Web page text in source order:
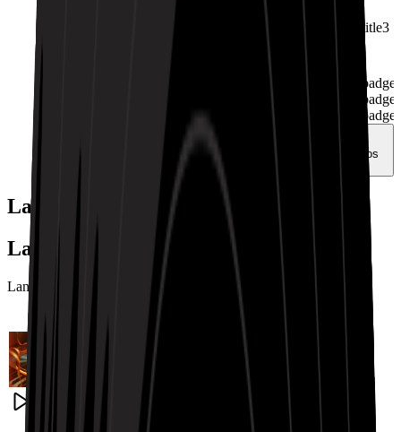
Landing.RapBeatShowcase.title3
Pré-visualizar mais dos nossos
Landing.RapBeatShowcase.tag
Landing.RapBeatShowcase.title
Landing.RapBeatShowcase.description